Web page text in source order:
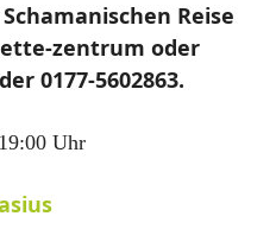
Reise
zentrum oder
0177-5602863.
Uhr